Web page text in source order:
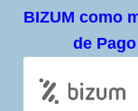
BIZUM como
de Pago